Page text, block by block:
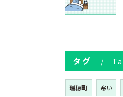
タグ
瑞穂町 寒い